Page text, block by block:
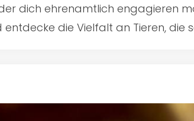
dich ehrenamtlich engagieren
die Vielfalt an Tieren, die